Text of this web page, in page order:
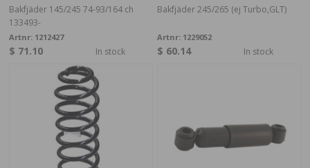
Bakfjäder 145/245 74-93/164 ch
133493-
Artnr: 1212427
$ 71.10 In stock
Bakfjäder 245/265 (ej Turbo,GLT)
Artnr: 1229052
$ 60.14 In stock